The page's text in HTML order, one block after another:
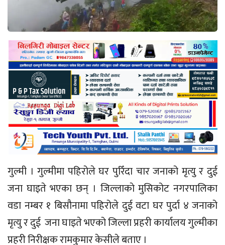
गुल्मी । गुल्मीमा पहिरोले घर पुरिँदा चार जनाको मृत्यु र दुई
जना घाइते भएका छन् । जिल्लाकाे मुसिकोट नगरपालिका
वडा नम्बर १ बिसौनामा पहिरोले दुई वटा घर पुर्दा ४ जनाको
मृत्यु र दुई जना घाइते भएको जिल्ला प्रहरी कार्यालय गुल्मीका
प्रहरी निरीक्षक रामकुमार केसीले बताए ।